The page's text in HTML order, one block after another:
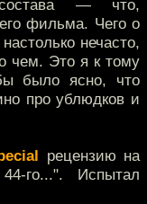
состава — что,
фильма. Чего о
нечасто,
чем. Это я к тому
было ясно, что
про ублюдков и
рецензию на
го...". Испытал